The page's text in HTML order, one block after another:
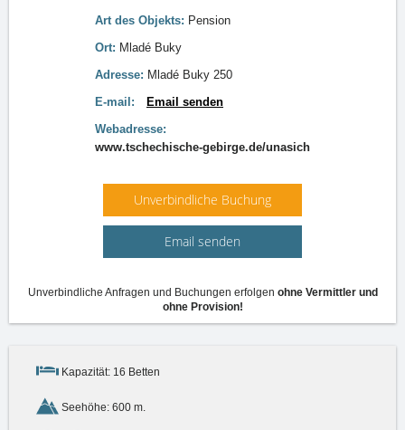
Art des Objekts: Pension
Ort: Mladé Buky
Adresse: Mladé Buky 250
E-mail:
Email senden
Webadresse:
www.tschechische-gebirge.de/unasich
Unverbindliche Buchung
Email senden
Unverbindliche Anfragen und Buchungen erfolgen ohne Vermittler und
ohne Provision!
Kapazität: 16 Betten
Seehöhe: 600 m.